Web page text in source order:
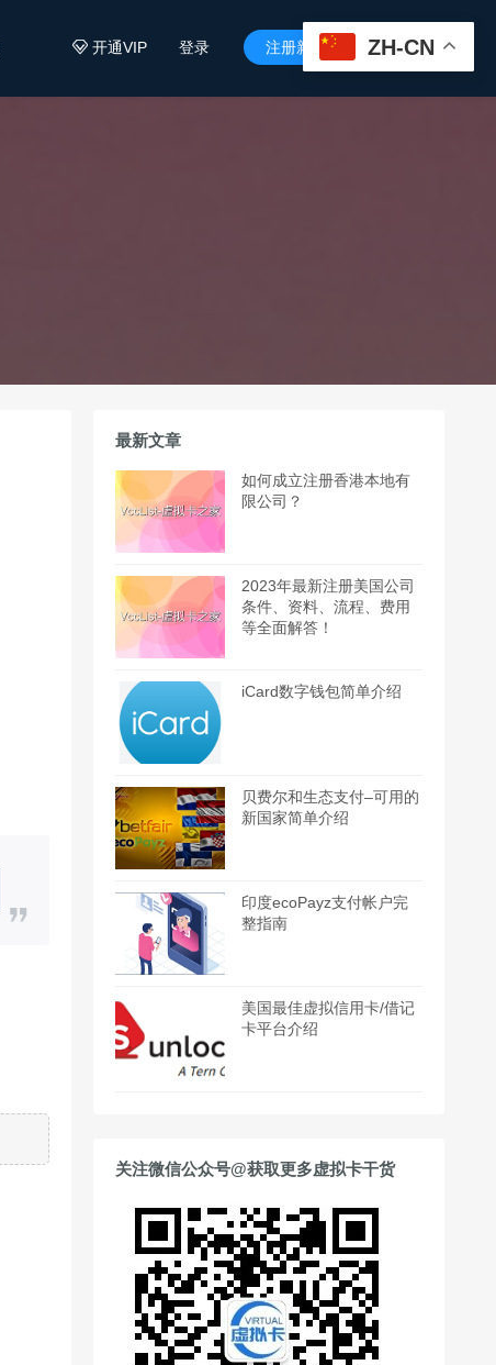
开通VIP 登录 注册新用户 
最新文章
如何成立注册香港本地有
限公司？
2023年最新注册美国公司
条件、资料、流程、费用
等全面解答！
iCard数字钱包简单介绍
贝费尔和生态支付–可用的
新国家简单介绍
印度ecoPayz支付帐户完
整指南
美国最佳虚拟信用卡/借记
卡平台介绍
关注微信公众号@获取更多虚拟卡干货
ZH-CN